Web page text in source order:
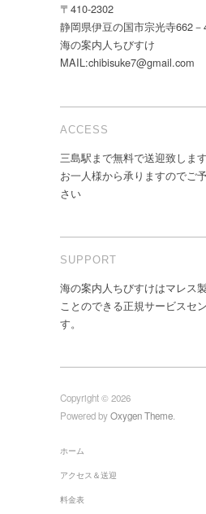
〒410-2302
静岡県伊豆の国市宗光寺662－
海の案内人ちびすけ
MAIL:chibisuke7@gmail.com
ACCESS
三島駅まで無料で送迎致します
お一人様から承りますのでご
さい
SUPPORT
海の案内人ちびすけはマレス
ことのできる正規サービスセ
す。
Copyright © 2026
Powered byOxygen Theme.
ホーム
アクセス＆送迎
料金表